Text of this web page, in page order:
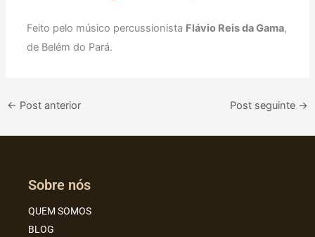
Feito pelo músico percussionista Flávio Reis da Gama,
de Belém do Pará.
← Post anterior Post seguinte →
Sobre nós
QUEM SOMOS
BLOG